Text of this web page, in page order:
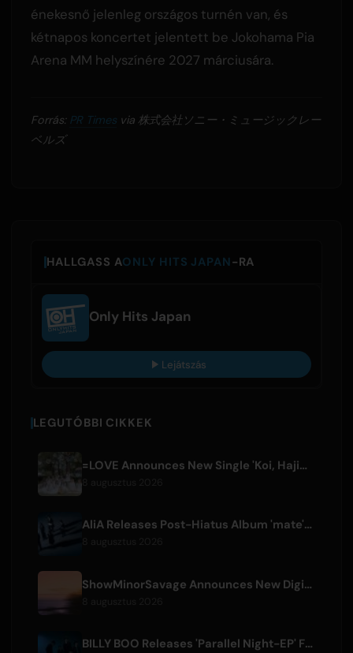
énekesnő jelenleg országos turnén van, és
kétnapos koncertet jelentett be Jokohama Pia
Arena MM helyszínére 2027 márciusára.
Forrás: PR Timesvia 株式会社ソニー・ミュージックレー
ベルズ
HALLGASS AONLY HITS JAPAN-RA
Only Hits Japan
Lejátszás
LEGUTÓBBI CIKKEK
=LOVE Announces New Single 'Koi, Hajimemashita.' and Tokyo Dome Concerts
AliA Releases Post-Hiatus Album 'mate', Announces Tokyo Live
ShowMinorSavage Announces New Digital Single 'Gradation'
BILLY BOO Releases 'Parallel Night-EP' Featuring TV Drama Theme Song